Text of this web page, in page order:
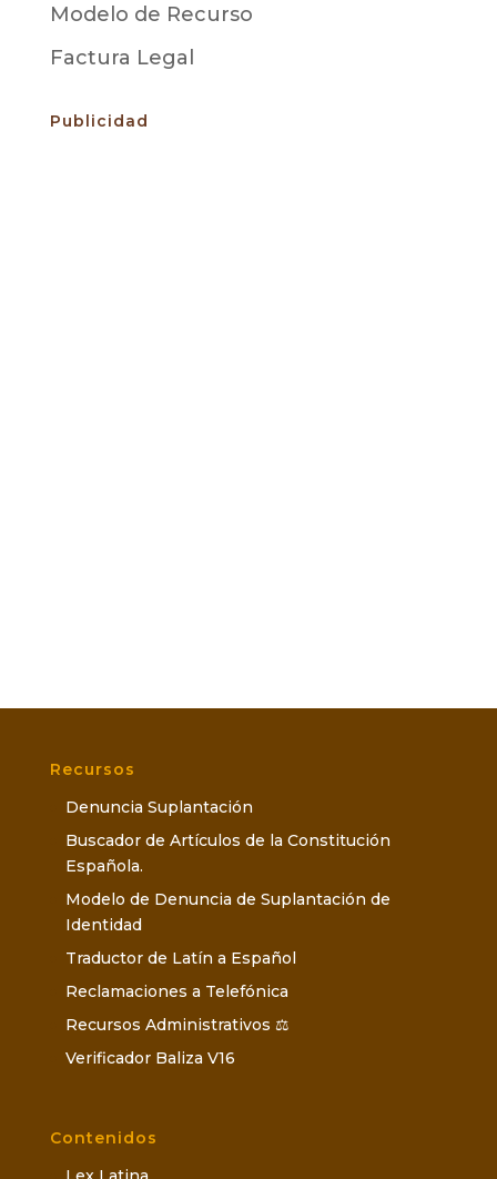
Modelo de Recurso
Factura Legal
Publicidad
Recursos
Denuncia Suplantación
Buscador de Artículos de la Constitución
Española.
Modelo de Denuncia de Suplantación de
Identidad
Traductor de Latín a Español
Reclamaciones a Telefónica
Recursos Administrativos ⚖️
Verificador Baliza V16
Contenidos